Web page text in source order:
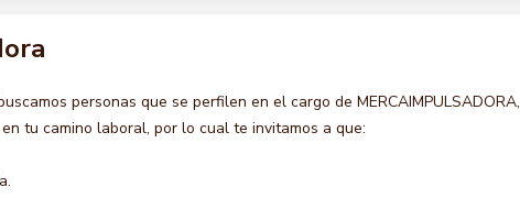
personas que se perfilen en el cargo de MERCAIMPULSADORA,
tu camino laboral, por lo cual te invitamos a que: